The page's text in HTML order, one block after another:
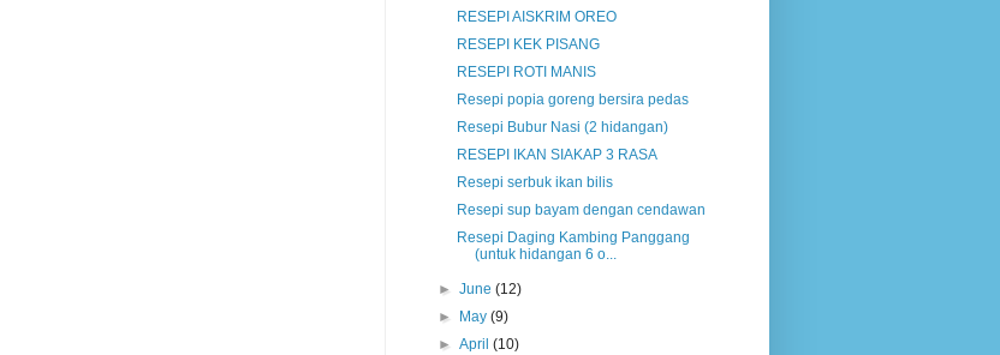
RESEPI AISKRIM OREO
RESEPI KEK PISANG
RESEPI ROTI MANIS
Resepi popia goreng bersira pedas
Resepi Bubur Nasi (2 hidangan)
RESEPI IKAN SIAKAP 3 RASA
Resepi serbuk ikan bilis
Resepi sup bayam dengan cendawan
Resepi Daging Kambing Panggang
(untuk hidangan 6 o...
►June(12)
►
May(9)
►April(10)